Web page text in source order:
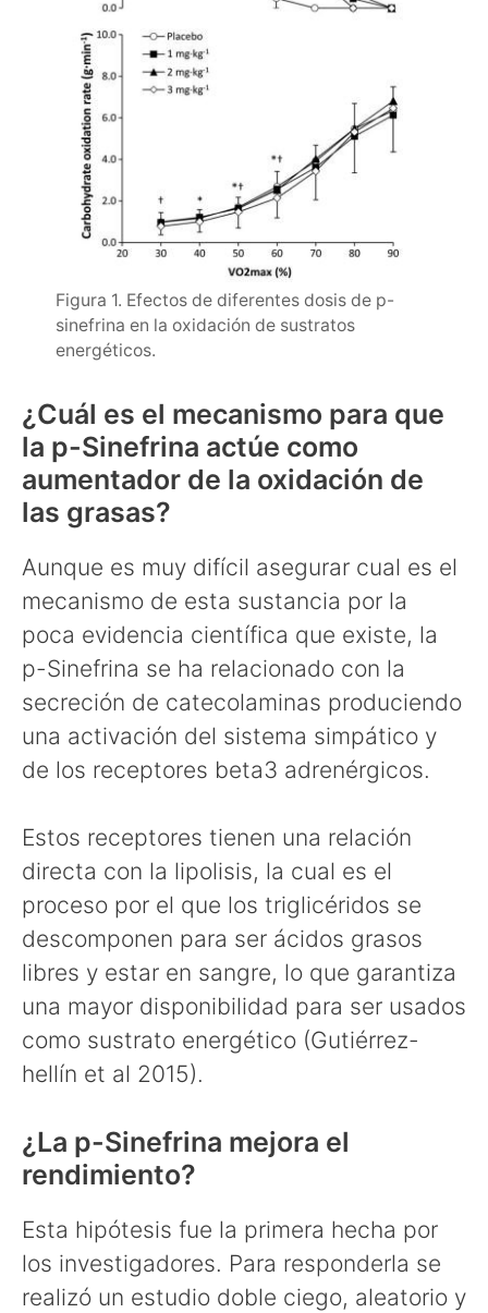
Figura 1. Efectos de diferentes dosis de p-
sinefrina en la oxidación de sustratos
energéticos.
¿Cuál es el mecanismo para que
la p-Sinefrina actúe como
aumentador de la oxidación de
las grasas?
Aunque es muy difícil asegurar cual es el
mecanismo de esta sustancia por la
poca evidencia científica que existe, la
p-Sinefrina se ha relacionado con la
secreción de catecolaminas produciendo
una activación del sistema simpático y
de los receptores beta3 adrenérgicos.
Estos receptores tienen una relación
directa con la lipolisis, la cual es el
proceso por el que los triglicéridos se
descomponen para ser ácidos grasos
libres y estar en sangre, lo que garantiza
una mayor disponibilidad para ser usados
como sustrato energético (Gutiérrez-
hellín et al 2015).
¿La p-Sinefrina mejora el
rendimiento?
Esta hipótesis fue la primera hecha por
los investigadores. Para responderla se
realizó un estudio doble ciego, aleatorio y